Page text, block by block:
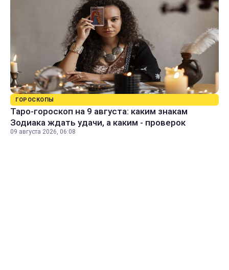
ГОРОСКОПЫ
Таро-гороскоп на 9 августа: каким знакам
Зодиака ждать удачи, а каким - проверок
09 августа 2026, 06:08